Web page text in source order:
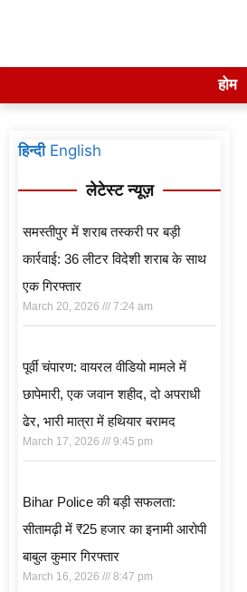
होम
हिन्दी English
लेटेस्ट न्यूज़
समस्तीपुर में शराब तस्करी पर बड़ी
कार्रवाई: 36 लीटर विदेशी शराब के साथ
एक गिरफ्तार
March 20, 2026 7:24 am
पूर्वी चंपारण: वायरल वीडियो मामले में
छापेमारी, एक जवान शहीद, दो अपराधी
ढेर, भारी मात्रा में हथियार बरामद
March 17, 2026 9:45 pm
Bihar Police की बड़ी सफलता:
सीतामढ़ी में ₹25 हजार का इनामी आरोपी
बाबुल कुमार गिरफ्तार
March 16, 2026 8:47 pm